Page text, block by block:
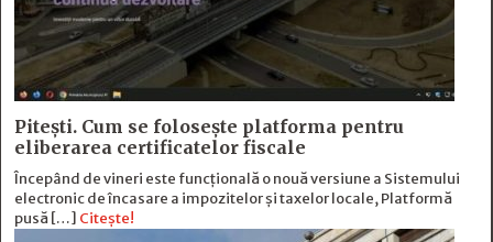
Pitești. Cum se folosește platforma pentru
eliberarea certificatelor fiscale
Începând de vineri este funcțională o nouă versiune a Sistemului
electronic de încasare a impozitelor și taxelor locale, Platformă
pusă […] Citește!